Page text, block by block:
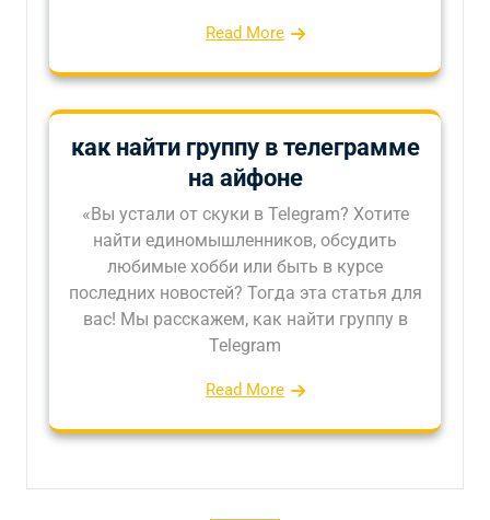
Read More
как найти группу в телеграмме
на айфоне
«Вы устали от скуки в Telegram? Хотите
найти единомышленников, обсудить
любимые хобби или быть в курсе
последних новостей? Тогда эта статья для
вас! Мы расскажем, как найти группу в
Telegram
Read More